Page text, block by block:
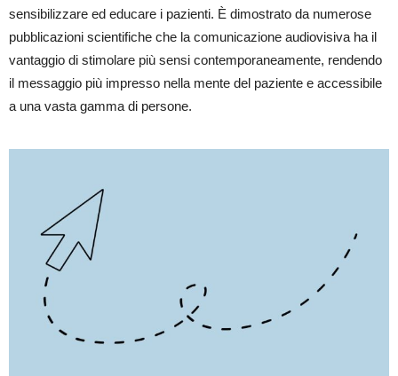
sensibilizzare ed educare i pazienti. È dimostrato da numerose
pubblicazioni scientifiche che la comunicazione audiovisiva ha il
vantaggio di stimolare più sensi contemporaneamente, rendendo
il messaggio più impresso nella mente del paziente e accessibile
a una vasta gamma di persone.